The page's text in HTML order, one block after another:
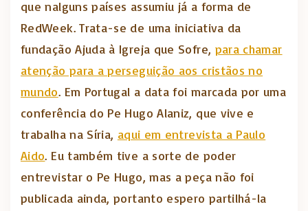
que nalguns países assumiu já a forma de
RedWeek. Trata-se de uma iniciativa da
fundação Ajuda à Igreja que Sofre, para chamar
atenção para a perseguição aos cristãos no
mundo. Em Portugal a data foi marcada por uma
conferência do Pe Hugo Alaniz, que vive e
trabalha na Síria, aqui em entrevista a Paulo
Aido. Eu também tive a sorte de poder
entrevistar o Pe Hugo, mas a peça não foi
publicada ainda, portanto espero partilhá-la